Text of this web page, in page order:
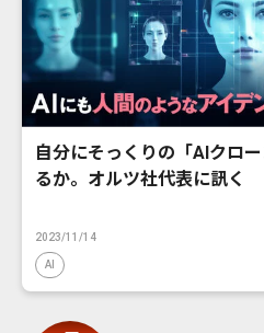
自分にそっくりの「AIクロ
るか。オルツ社代表に訊く
2023/11/14
AI